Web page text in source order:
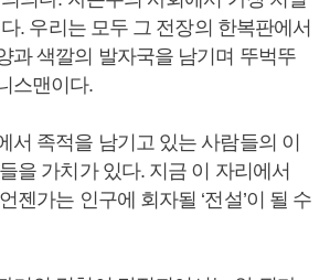
다. 우리는 모두 그 전장의 한복판에서
과 색깔의 발자국을 남기며 뚜벅뚜
스맨이다.
서 족적을 남기고 있는 사람들의 이
을 가치가 있다. 지금 이 자리에서
젠가는 인구에 회자될 ‘전설’이 될 수